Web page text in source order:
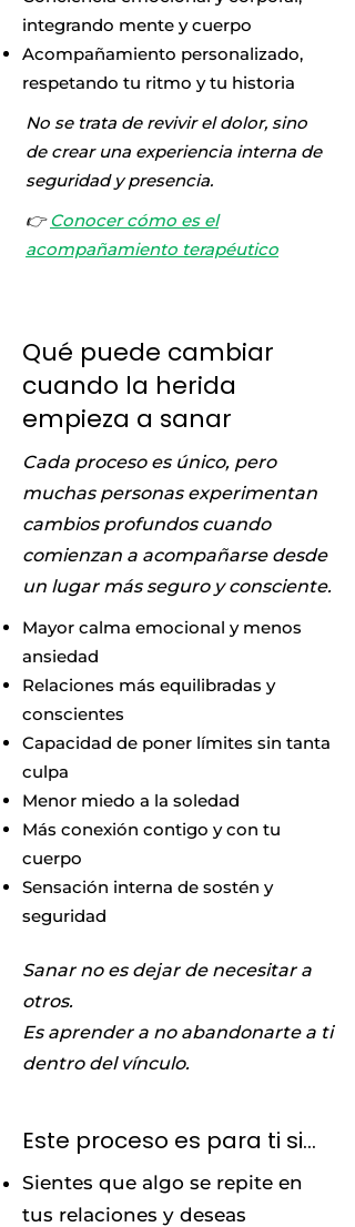
integrando mente y cuerpo
Acompañamiento personalizado,
respetando tu ritmo y tu historia
No se trata de revivir el dolor, sino
de crear una experiencia interna de
seguridad y presencia.
👉Conocer cómo es el
acompañamiento terapéutico
Qué puede cambiar
cuando la herida
empieza a sanar
Cada proceso es único, pero
muchas personas experimentan
cambios profundos cuando
comienzan a acompañarse desde
un lugar más seguro y consciente.
Mayor calma emocional y menos
ansiedad
Relaciones más equilibradas y
conscientes
Capacidad de poner límites sin tanta
culpa
Menor miedo a la soledad
Más conexión contigo y con tu
cuerpo
Sensación interna de sostén y
seguridad
Sanar no es dejar de necesitar a
otros.
Es aprender a no abandonarte a ti
dentro del vínculo.
Este proceso es para ti si…
Sientes que algo se repite en
tus relaciones y deseas